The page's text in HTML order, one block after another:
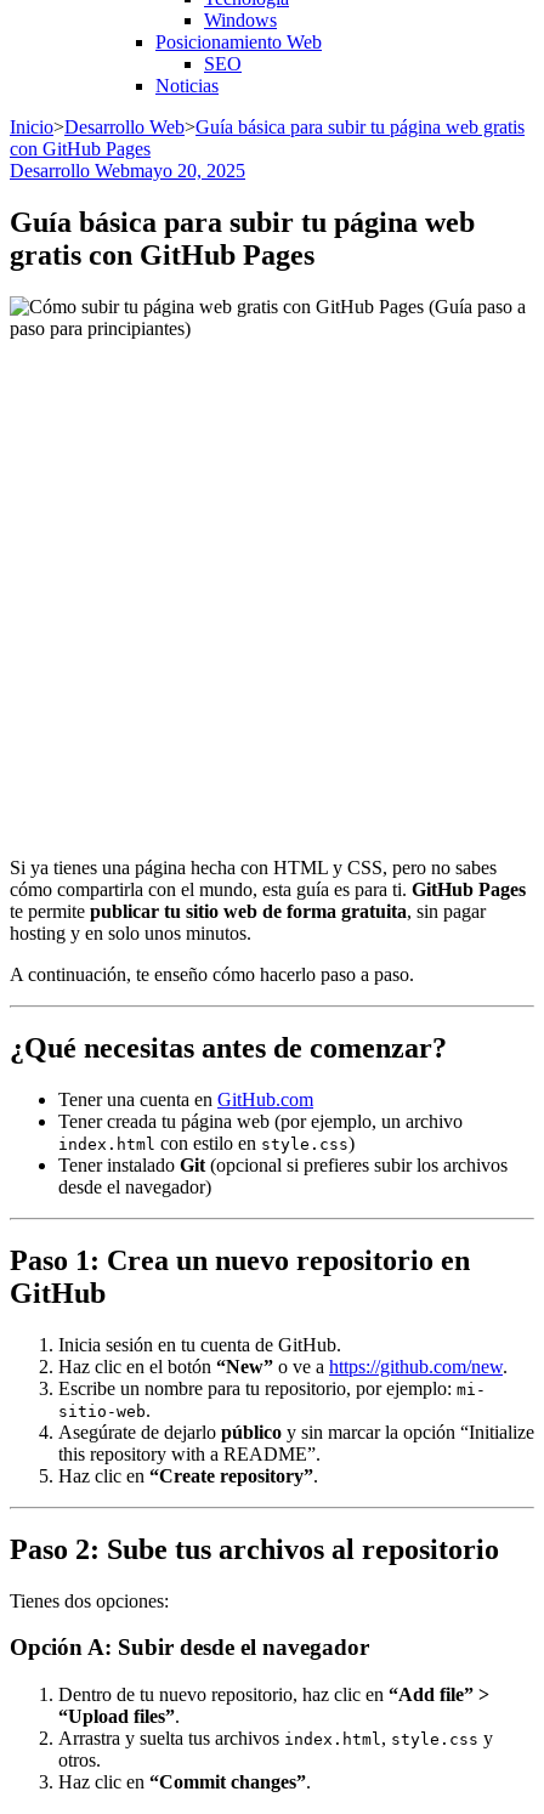
Windows
Posicionamiento Web
SEO
Noticias
Inicio>Desarrollo Web>Guía básica para subir tu página web gratis
con GitHub Pages
Desarrollo Webmayo 20, 2025
Guía básica para subir tu página web
gratis con GitHub Pages
Si ya tienes una página hecha con HTML y CSS, pero no sabes
cómo compartirla con el mundo, esta guía es para ti. GitHub Pages
te permite publicar tu sitio web de forma gratuita, sin pagar
hosting y en solo unos minutos.
A continuación, te enseño cómo hacerlo paso a paso.
¿Qué necesitas antes de comenzar?
Tener una cuenta en GitHub.com
Tener creada tu página web (por ejemplo, un archivo
index.html con estilo en style.css)
Tener instalado Git (opcional si prefieres subir los archivos
desde el navegador)
Paso 1: Crea un nuevo repositorio en
GitHub
Inicia sesión en tu cuenta de GitHub.
Haz clic en el botón “New” o ve a https://github.com/new.
Escribe un nombre para tu repositorio, por ejemplo: mi-
sitio-web.
Asegúrate de dejarlo público y sin marcar la opción “Initialize
this repository with a README”.
Haz clic en “Create repository”.
Paso 2: Sube tus archivos al repositorio
Tienes dos opciones:
Opción A: Subir desde el navegador
Dentro de tu nuevo repositorio, haz clic en “Add file” >
“Upload files”.
Arrastra y suelta tus archivos index.html, style.css y
otros.
Haz clic en “Commit changes”.